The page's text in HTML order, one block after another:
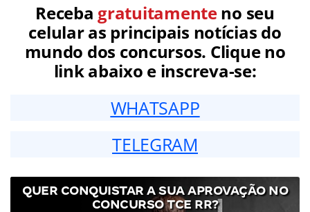
Receba gratuitamenteno seu
celular as principais notícias do
mundo dos concursos. Clique no
link abaixo e inscreva-se:
WHATSAPP
TELEGRAM
QUER CONQUISTAR A SUA APROVAÇÃO NO
CONCURSO TCE RR?